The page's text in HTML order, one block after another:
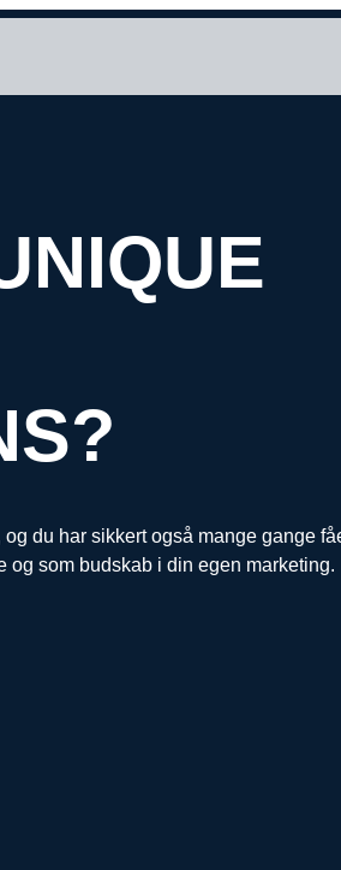
YouTube annoncering
og du har sikkert også mange gange
og som budskab i din egen marketing.